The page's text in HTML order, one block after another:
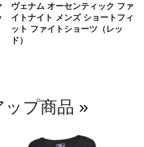
ヴェナム オーセンティック ファ
イトナイト メンズ ショートフィ
ット ファイトショーツ（レッ
ド）
プ商品 »